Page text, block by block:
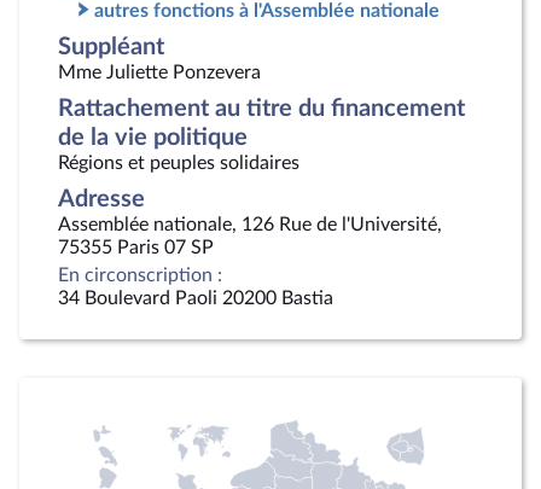
autres fonctions à l'Assemblée nationale
Suppléant
Mme Juliette Ponzevera
Rattachement au titre du financement
de la vie politique
Régions et peuples solidaires
Adresse
Assemblée nationale, 126 Rue de l'Université,
75355 Paris 07 SP
En circonscription :
34 Boulevard Paoli 20200 Bastia